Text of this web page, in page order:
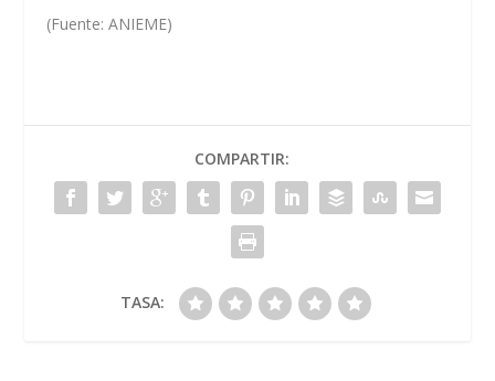
(Fuente: ANIEME)
COMPARTIR:
TASA: